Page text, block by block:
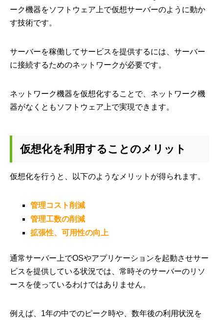
ーク機器をソフトウェア上で仮想サーバーのように動か
す技術です。
サーバーを稼働してサービスを提供するには、サーバー
に接続するためのネットワークが必要です。
ネットワーク機器を仮想化することで、ネットワーク機
器がなくともソフトウェア上で実現できます。
仮想化を利用することのメリット
仮想化を行うと、以下のようなメリットが得られます。
管理コスト削減
管理工数の削減
拡張性、可用性の向上
通常サーバー上でOSやアプリケーションを起動させサー
ビスを提供している状況では、常時そのサーバーのリソ
ースを使っているわけではありません。
例えば、1年の中でのピーク時や、数年後の利用状況を